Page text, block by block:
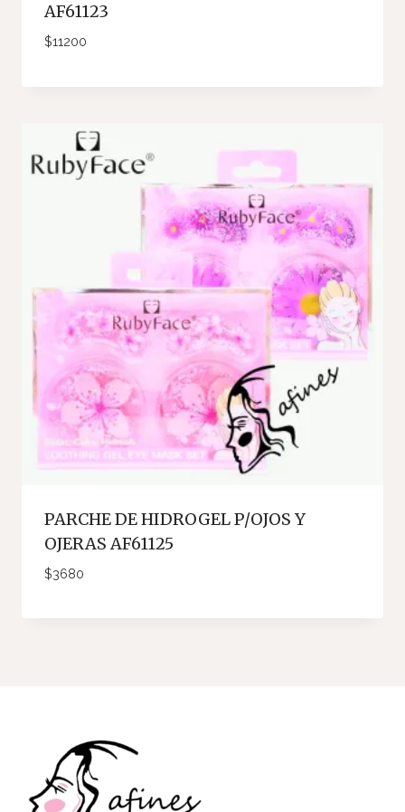
AF61123
$11200
PARCHE DE HIDROGEL P/OJOS Y
OJERAS AF61125
$3680